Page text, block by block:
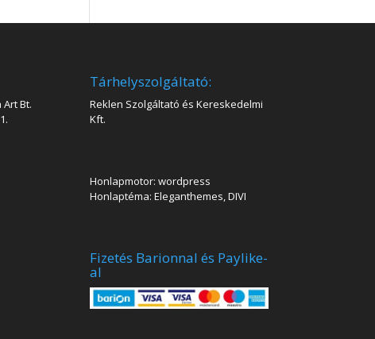
Bt.
Tárhelyszolgáltató:
Reklen Szolgáltató és Kereskedelmi
Kft.
Honlapmotor: wordpress
Honlaptéma: Eleganthemes, DIVI
Fizetés Barionnal és Paylike-
al